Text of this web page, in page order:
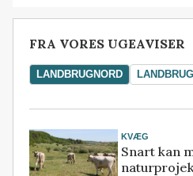
FRA VORES UGEAVISER
LANDBRUGNORD
KVÆG
Snart kan